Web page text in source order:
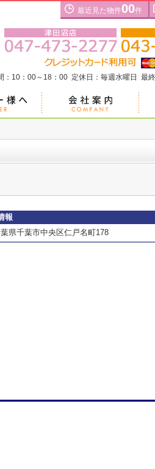
最近見た物件00件
：10：00～18：00 定休日：毎週水曜日 最
報
県千葉市中央区仁戸名町178